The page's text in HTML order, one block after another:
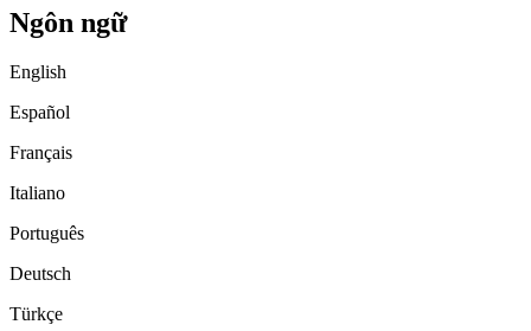
Ngôn ngữ
English
Español
Français
Italiano
Português
Deutsch
Türkçe